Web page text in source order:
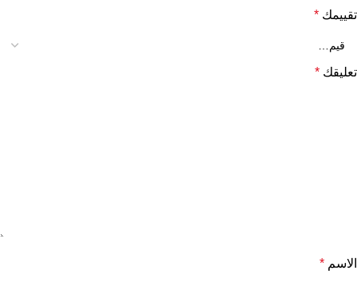
تقييمك *
تعليقك *
الاسم *